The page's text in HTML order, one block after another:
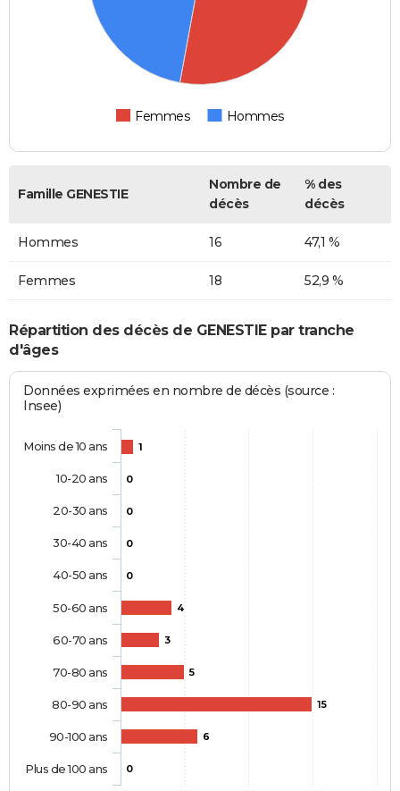
Femmes Hommes
Famille GENESTIE
Nombre de
décès
% des
décès
Hommes 16 47,1 %
Femmes 18 52,9 %
Répartition des décès de GENESTIE par tranche
d'âges
Données exprimées en nombre de décès (source :
Insee)
1
0
0
0
0
4
3
5
15
6
0
Moins de 10 ans
10-20 ans
20-30 ans
30-40 ans
40-50 ans
50-60 ans
60-70 ans
70-80 ans
80-90 ans
90-100 ans
Plus de 100 ans